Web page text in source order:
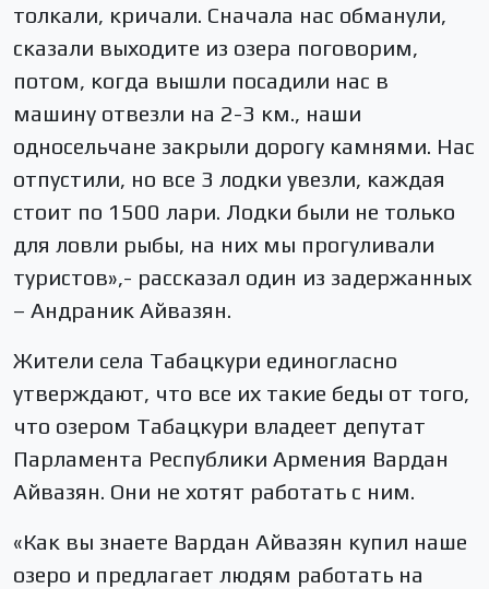
толкали, кричали. Сначала нас обманули,
сказали выходите из озера поговорим,
потом, когда вышли посадили нас в
машину отвезли на 2-3 км., наши
односельчане закрыли дорогу камнями. Нас
отпустили, но все 3 лодки увезли, каждая
стоит по 1500 лари. Лодки были не только
для ловли рыбы, на них мы прогуливали
туристов»,- рассказал один из задержанных
– Андраник Айвазян.
Жители села Табацкури единогласно
утверждают, что все их такие беды от того,
что озером Табацкури владеет депутат
Парламента Республики Армения Вардан
Айвазян. Они не хотят работать с ним.
«Как вы знаете Вардан Айвазян купил наше
озеро и предлагает людям работать на